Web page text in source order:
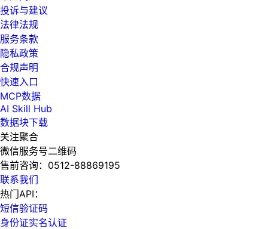
投诉与建议
法律法规
服务条款
隐私政策
合规声明
快速入口
MCP数据
AI Skill Hub
数据块下载
关注聚合
微信服务号二维码
售前咨询： 0512-88869195
联系我们
热门API：
短信验证码
身份证实名认证